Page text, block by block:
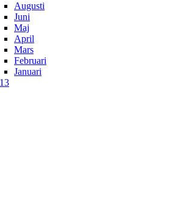
Augusti
Juni
Maj
April
Mars
Februari
Januari